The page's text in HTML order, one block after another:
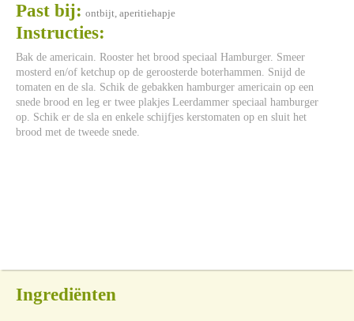
Past bij: ontbijt, aperitiehapje
Instructies:
Bak de americain. Rooster het brood speciaal Hamburger. Smeer
mosterd en/of ketchup op de geroosterde boterhammen. Snijd de
tomaten en de sla. Schik de gebakken hamburger americain op een
snede brood en leg er twee plakjes Leerdammer speciaal hamburger
op. Schik er de sla en enkele schijfjes kerstomaten op en sluit het
brood met de tweede snede.
Ingrediënten